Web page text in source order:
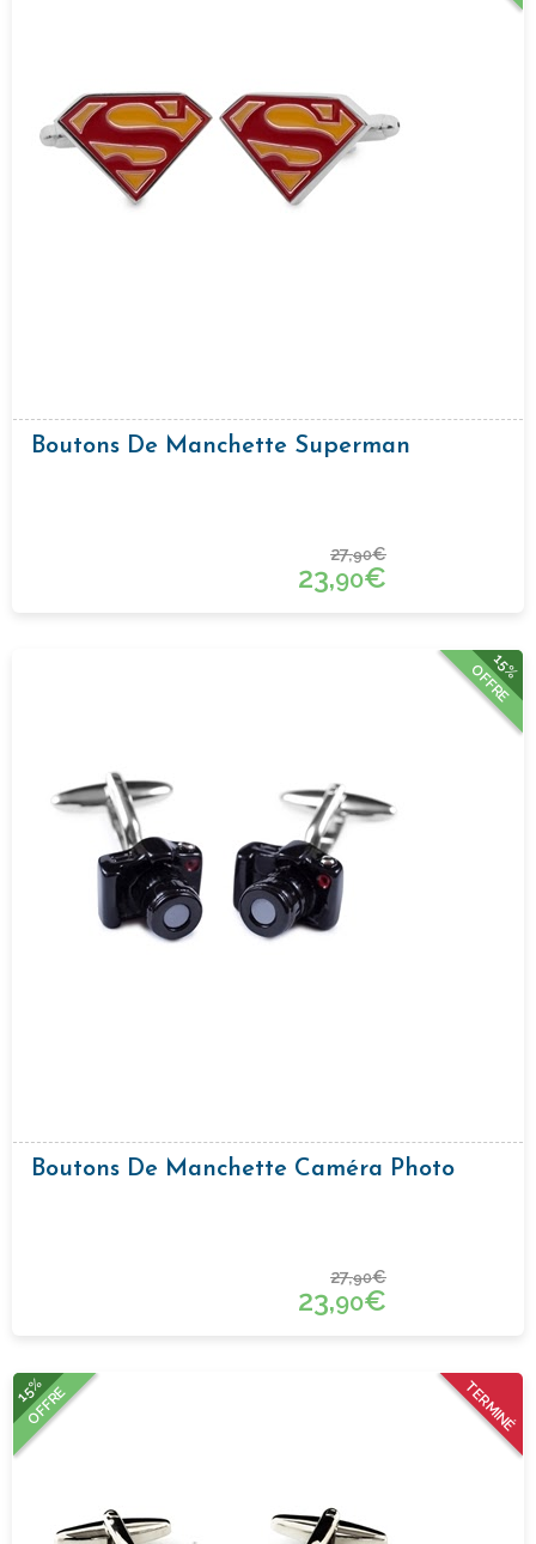
Boutons De Manchette Superman
27,90€
23,90€
15%
OFFRE
Boutons De Manchette Caméra Photo
27,90€
23,90€
TERMINÉ
15%
OFFRE